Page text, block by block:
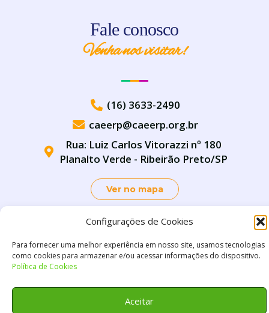
Configurações de Cookies
Para fornecer uma melhor experiência em nosso site, usamos tecnologias
como cookies para armazenar e/ou acessar informações do dispositivo.
Política de Cookies
Aceitar
Fale conosco
Venha nos visitar!
(16) 3633-2490
caeerp@caeerp.org.br
Rua: Luiz Carlos Vitorazzi nº 180
Planalto Verde - Ribeirão Preto/SP
Ver no mapa